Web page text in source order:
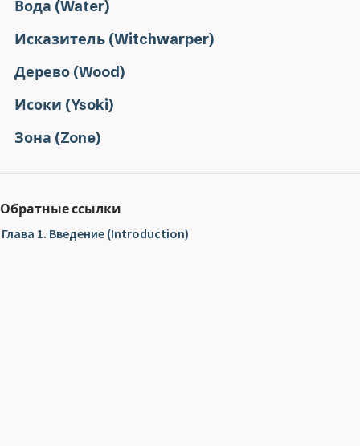
Вода (Water)
Исказитель (Witchwarper)
Дерево (Wood)
Исоки (Ysoki)
Зона (Zone)
Обратные ссылки
Глава 1. Введение (Introduction)